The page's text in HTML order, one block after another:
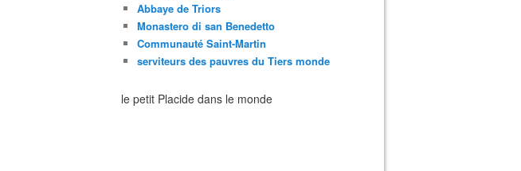
Abbaye de Triors
Monastero di san Benedetto
Communauté Saint-Martin
serviteurs des pauvres du Tiers monde
le petit Placide dans le monde